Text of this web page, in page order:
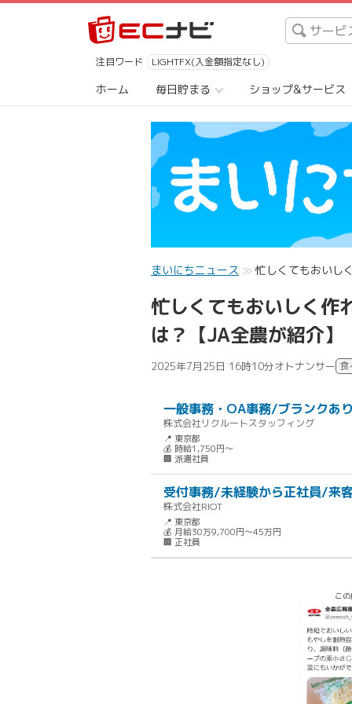
注目ワード LIGHTFX(入金額指定なし)
ホーム 毎日貯まる ショップ&サービス
まいにちニュース 忙しくてもおいし
忙しくてもおいしく
は？【JA全農が紹介】
2025年7月25日 16時10分オトナンサー 食
一般事務・OA事務/ブランクあ
株式会社リクルートスタッフィング
📍 東京都
💰 時給1,750円～
🏢 派遣社員
受付事務/未経験から正社員/来
株式会社RIOT
📍 東京都
💰 月給30万9,700円～45万円
🏢 正社員
こ